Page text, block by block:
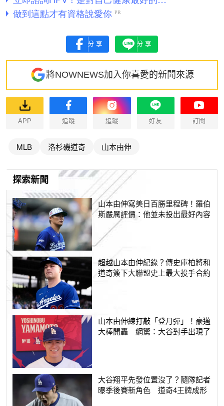
分享 分享
將NOWNEWS加入你喜愛的新聞來源
APP 追蹤 追蹤 好友 訂閱
MLB 洛杉磯道奇 山本由伸
探索新聞
山本由伸寫美日百勝里程碑！羅伯
斯嚴厲評價：他並未投出最好內容
超越山本由伸紀錄？傳史庫柏將和
道奇簽下大聯盟史上最大投手合約
山本由伸練打敲「登月彈」！豪邁
大棒開轟 網驚：大谷對手出現了
大谷翔平先發位置沒了？隨隊記者
曝季後賽新角色 道奇4王牌成形